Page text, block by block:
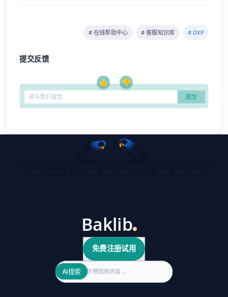
# 在线帮助中心 # 客服知识库 # DXP
提交反馈
👍 👎
免费注册试用
Search
AI搜索